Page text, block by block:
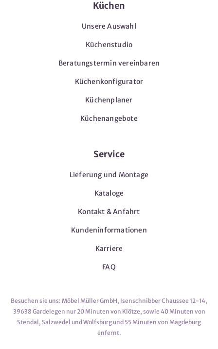
Küchen
Unsere Auswahl
Küchenstudio
Beratungstermin vereinbaren
Küchenkonfigurator
Küchenplaner
Küchenangebote
Service
Lieferung und Montage
Kataloge
Kontakt & Anfahrt
Kundeninformationen
Karriere
FAQ
Besuchen sie uns: Möbel Müller GmbH, Isenschnibber Chaussee 12-14,
39638 Gardelegen nur 20 Minuten von Klötze, sowie 40 Minuten von
Stendal, Salzwedel und Wolfsburg und 55 Minuten von Magdeburg
enfernt.